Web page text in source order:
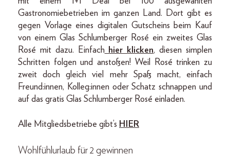
Gastronomiebetrieben im ganzen Land. Dort gibt es
gegen Vorlage eines digitalen Gutscheins beim Kauf
von einem Glas Schlumberger Rosé ein zweites Glas
Rosé mit dazu. Einfach hier klicken, diesen simplen
Schritten folgen und anstoßen! Weil Rosé trinken zu
zweit doch gleich viel mehr Spaß macht, einfach
Freund:innen, Kolleg:innen oder Schatz schnappen und
auf das gratis Glas Schlumberger Rosé einladen.
Alle Mitgliedsbetriebe gibt’s HIER
Wohlfühlurlaub für 2 gewinnen